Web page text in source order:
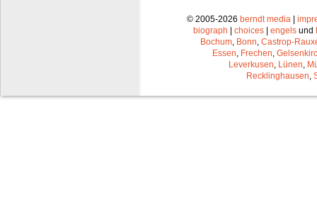
© 2005-2026 berndt media|
biograph
choices engels und
Bochum, Bonn, Castrop-
Essen, Frechen,
Leverkusen, Lünen,
Recklinghausen,